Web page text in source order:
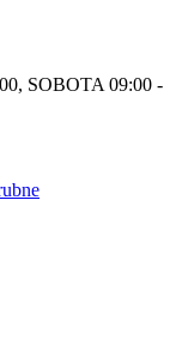
SOBOTA 09:00 -